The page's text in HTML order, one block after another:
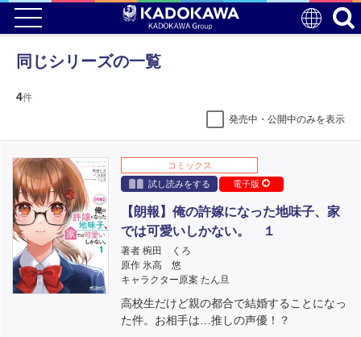
同じシリーズの一覧
4件
発売中・公開中のみを表示
コミックス
試し読みをする
電子版
【朗報】俺の許嫁になった地味子、家
では可愛いしかない。 １
著者 椀田 くろ
原作 氷高 悠
キャラクター原案 たん旦
高校生だけど親の都合で結婚することになっ
た件。お相手は…推しの声優！？